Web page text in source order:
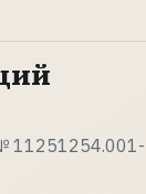
11251254.001-